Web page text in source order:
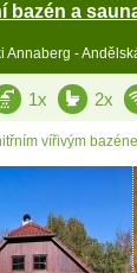
bazén a
Annaberg -
1x 2x
vířivým